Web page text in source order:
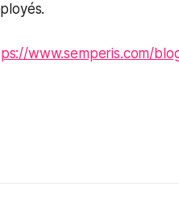
www.semperis.com/